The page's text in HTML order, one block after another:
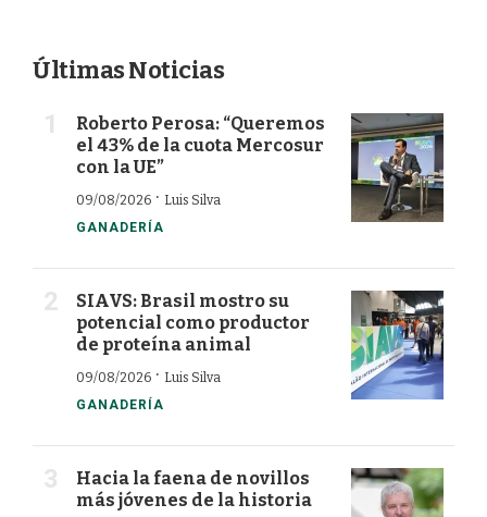
Últimas Noticias
Roberto Perosa: “Queremos
el 43% de la cuota Mercosur
con la UE”
09/08/2026 · Luis Silva
GANADERÍA
SIAVS: Brasil mostro su
potencial como productor
de proteína animal
09/08/2026 · Luis Silva
GANADERÍA
Hacia la faena de novillos
más jóvenes de la historia